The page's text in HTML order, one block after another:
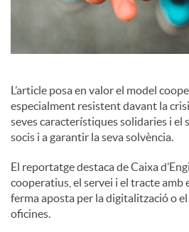
L’article posa en valor el model
especialment resistent davant la
seves característiques solidaries i el
socis i a garantir la seva solvència.
El reportatge destaca de Caixa
cooperatius, el servei i el tracte amb
ferma aposta per la digitalització o
oficines.